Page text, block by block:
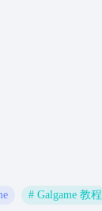
# Galgame 教程